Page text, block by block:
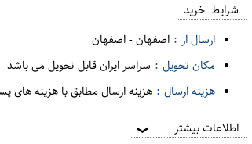
شرایط خرید
ارسال از : اصفهان-اصفهان
مکان تحویل : سراسر ایران قابل تحویل می باشد
هزینه ارسال : هزینه ارسال مطابق با هزینه
اطلاعات بیشتر ❯